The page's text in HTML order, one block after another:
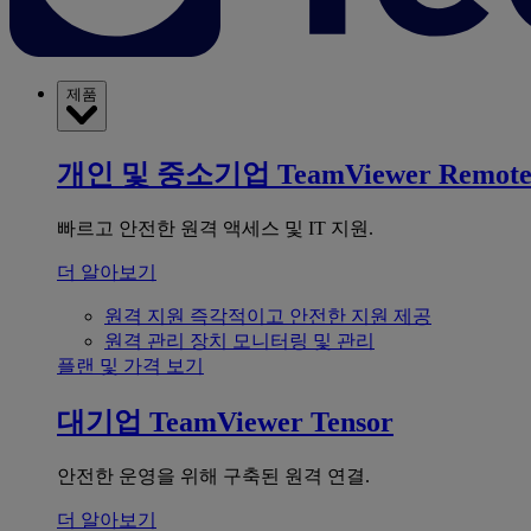
제품
개인 및 중소기업 TeamViewer Remote
빠르고 안전한 원격 액세스 및 IT 지원.
더 알아보기
원격 지원 즉각적이고 안전한 지원 제공
원격 관리 장치 모니터링 및 관리
플랜 및 가격 보기
대기업 TeamViewer Tensor
안전한 운영을 위해 구축된 원격 연결.
더 알아보기